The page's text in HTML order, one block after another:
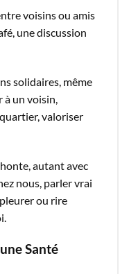
voisins ou amis
une discussion
solidaires, même
à un voisin,
valoriser
autant avec
nous, parler vrai
ou rire
Santé